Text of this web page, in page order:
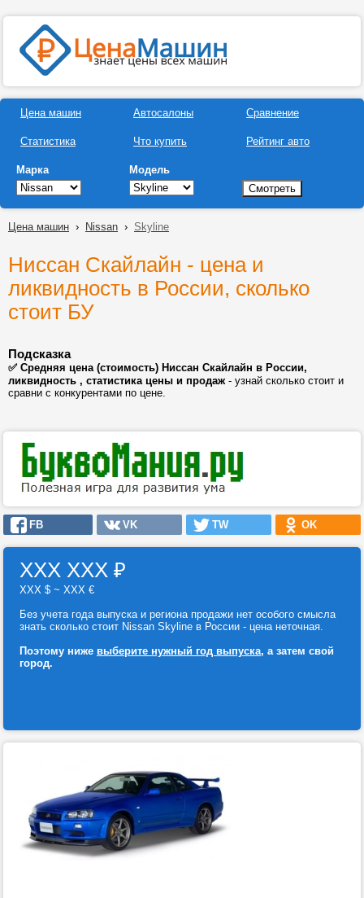
Цена машин
Статистика
Автосалоны
Что купить
Сравнение
Рейтинг авто
Марка Модель
Цена машин › Nissan › Skyline
Ниссан Скайлайн - цена и
ликвидность в России, сколько
стоит БУ
Подсказка
✅ Средняя цена (стоимость) Ниссан Скайлайн в России,
ликвидность , статистика цены и продаж- узнай сколько стоит и
сравни с конкурентами по цене.
FB VK TW OK
ХХХ ХХХ ₽
ХХХ $ ~ ХХХ €
Без учета года выпуска и региона продажи нет особого смысла
знать сколько стоит Nissan Skyline в России - цена неточная.
Поэтому ниже выберите нужный год выпуска, а затем свой
город.